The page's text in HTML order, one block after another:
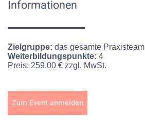
Informationen
Zielgruppe: das gesamte Praxisteam
Weiterbildungspunkte: 4
Preis: 259,00 € zzgl. MwSt.
Zum Event anmelden